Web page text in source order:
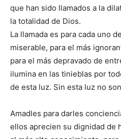
que han sido llamados a la
la totalidad de Dios.
La llamada es para cada uno
miserable, para el más
para el más depravado de
ilumina en las tinieblas por
de esta luz. Sin esta luz no
Amadles para darles
ellos aprecien su dignidad de